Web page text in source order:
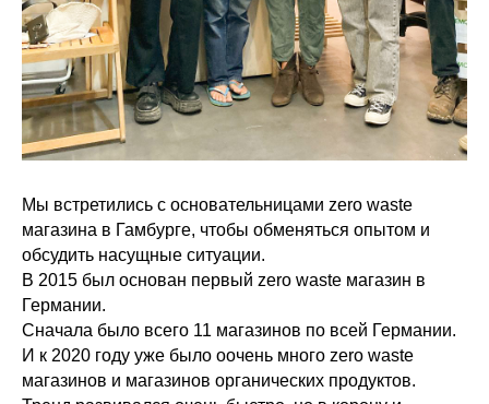
Мы встретились с основательницами zero waste
магазина в Гамбурге, чтобы обменяться опытом и
обсудить насущные ситуации.
В 2015 был основан первый zero waste магазин в
Германии.
Сначала было всего 11 магазинов по всей Германии.
И к 2020 году уже было оочень много zero waste
магазинов и магазинов органических продуктов.